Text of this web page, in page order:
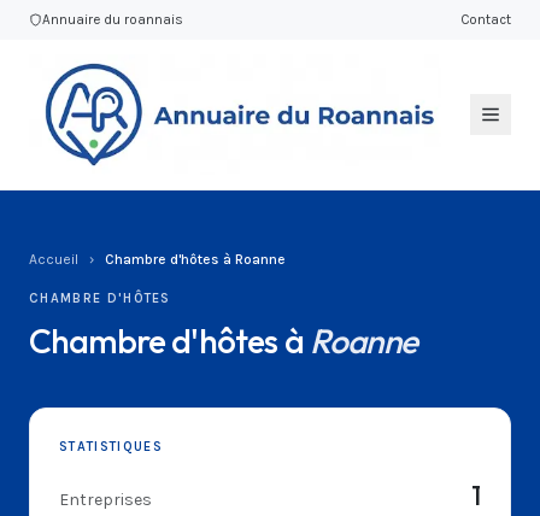
Annuaire du roannais Contact
Accueil › Chambre d'hôtes à Roanne
CHAMBRE D'HÔTES
Chambre d'hôtes à Roanne
STATISTIQUES
Entreprises 1